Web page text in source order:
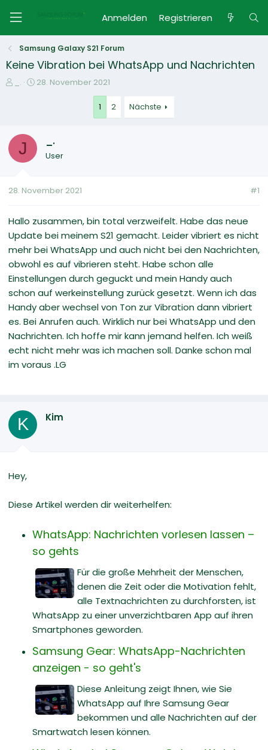
Anmelden Registrieren
Samsung Galaxy S21 Forum
Keine Vibration bei WhatsApp und Nachrichten
e
_.
E
l
l
m
28. November 2021
1 2 Nächste
J _.
User
28. November 2021 #1
Hallo zusammen, bin total verzweifelt. Habe das neue
Update bei meinem S21 gemacht. Leider vibriert es nicht
mehr bei WhatsApp und auch nicht bei den Nachrichten,
obwohl es auf vibrieren steht. Habe schon alle
Einstellungen durch geguckt und mein Handy auch
schon auf werkeinstellung zurück gesetzt. Wenn ich das
Handy aber wechsel von Ton zur Vibration dann vibriert
es. Bei Anrufen auch. Wirklich nur bei WhatsApp und den
Nachrichten. Ich hoffe mir kann jemand helfen. Ich weiß
echt nicht mehr was ich machen soll. Danke schon mal
im voraus .LG
K Kim
Hey,
Diese Artikel werden dir weiterhelfen:
WhatsApp: Nachrichten vorlesen lassen –
so gehts
Für die große Mehrheit der Menschen,
denen die Zeit oder die Motivation fehlt,
alle Textnachrichten zu durchforsten, ist
WhatsApp zu einer unverzichtbaren App auf ihren
Smartphones geworden.
Samsung Gear: WhatsApp-Nachrichten
anzeigen - so geht's
Diese Anleitung zeigt Ihnen, wie Sie
WhatsApp auf Ihre Samsung Gear
bekommen und alle Nachrichten auf der
Smartwatch lesen können.